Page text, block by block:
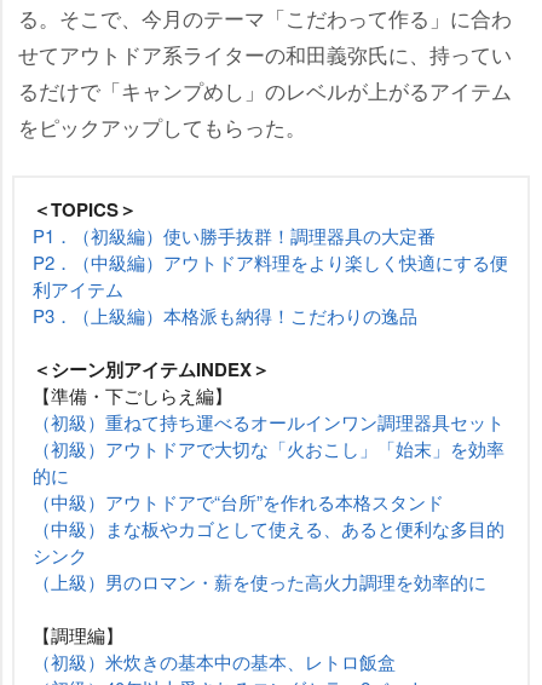
る。そこで、今月のテーマ「こだわって作る」に合わ
せてアウトドア系ライターの和田義弥氏に、持ってい
るだけで「キャンプめし」のレベルが上がるアイテム
をピックアップしてもらった。
＜TOPICS＞
P1．（初級編）使い勝手抜群！調理器具の大定番
P2．（中級編）アウトドア料理をより楽しく快適にする便
利アイテム
P3．（上級編）本格派も納得！こだわりの逸品
＜シーン別アイテムINDEX＞
【準備・下ごしらえ編】
（初級）重ねて持ち運べるオールインワン調理器具セット
（初級）アウトドアで大切な「火おこし」「始末」を効率
的に
（中級）アウトドアで“台所”を作れる本格スタンド
（中級）まな板やカゴとして使える、あると便利な多目的
シンク
（上級）男のロマン・薪を使った高火力調理を効率的に
【調理編】
（初級）米炊きの基本中の基本、レトロ飯盒